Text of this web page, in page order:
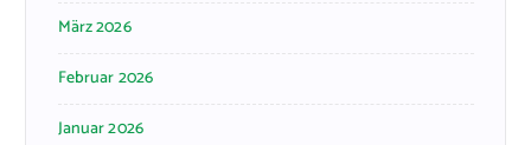
März 2026
Februar 2026
Januar 2026